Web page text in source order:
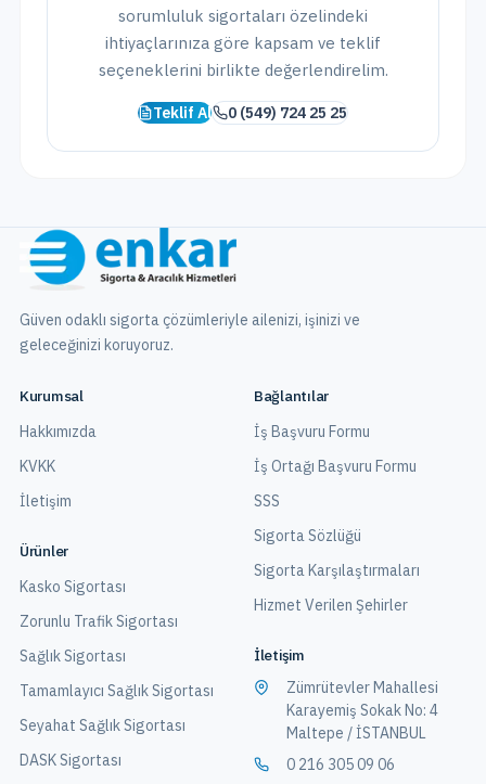
sorumluluk sigortaları özelindeki
ihtiyaçlarınıza göre kapsam ve teklif
seçeneklerini birlikte değerlendirelim.
Teklif Al 0 (549) 724 25 25
Güven odaklı sigorta çözümleriyle ailenizi, işinizi ve
geleceğinizi koruyoruz.
Kurumsal
Hakkımızda
KVKK
İletişim
Ürünler
Kasko Sigortası
Zorunlu Trafik Sigortası
Sağlık Sigortası
Tamamlayıcı Sağlık Sigortası
Seyahat Sağlık Sigortası
DASK Sigortası
Bağlantılar
İş Başvuru Formu
İş Ortağı Başvuru Formu
SSS
Sigorta Sözlüğü
Sigorta Karşılaştırmaları
Hizmet Verilen Şehirler
İletişim
Zümrütevler Mahallesi
Karayemiş Sokak No: 4
Maltepe / İSTANBUL
0 216 305 09 06